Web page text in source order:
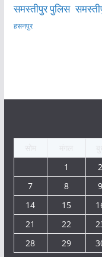
समस्तीपुर पुलिस
हसनपुर
1
2
7
8 9
14
15
21
22
28
29